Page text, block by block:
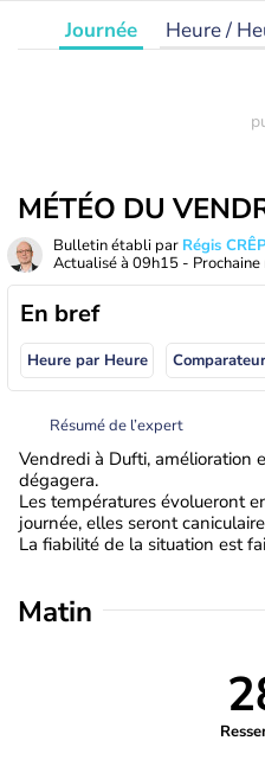
Journée Heure /
MÉTÉO DU
Bulletin établi par Régis
Actualisé à 09h15 - Prochaine
En bref
Heure par Heure
Résumé de l’expert
Vendredi à Dufti, amélioration
dégagera.
Les températures évolueront
journée, elles seront
La fiabilité de la situation est
Matin